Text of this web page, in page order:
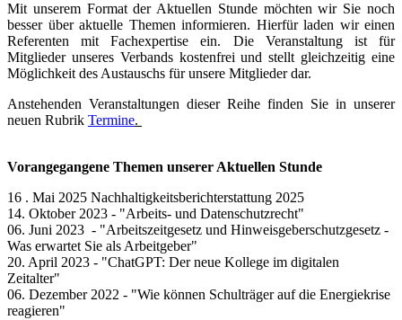
Mit unserem Format der Aktuellen Stunde möchten wir Sie noch
besser über aktuelle Themen informieren. Hierfür laden wir einen
Referenten mit Fachexpertise ein. Die Veranstaltung ist für
Mitglieder unseres Verbands kostenfrei und stellt gleichzeitig eine
Möglichkeit des Austauschs für unsere Mitglieder dar.
Anstehenden Veranstaltungen dieser Reihe finden Sie in unserer
neuen Rubrik Termine.
Vorangegangene Themen unserer Aktuellen Stunde
16 . Mai 2025 Nachhaltigkeitsberichterstattung 2025
14. Oktober 2023 - "Arbeits- und Datenschutzrecht"
06. Juni 2023 - "Arbeitszeitgesetz und Hinweisgeberschutzgesetz -
Was erwartet Sie als Arbeitgeber"
20. April 2023 - "ChatGPT: Der neue Kollege im digitalen
Zeitalter"
06. Dezember 2022 - "Wie können Schulträger auf die Energiekrise
reagieren"